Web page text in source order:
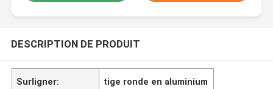
DESCRIPTION DE PRODUIT
Surligner: tige ronde en aluminium